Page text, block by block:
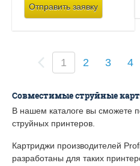
Отправить заявку
1(
c
r
e
n
)
2 3 4
Совместимые струйные
В нашем каталоге вы сможете
струйных принтеров.
Картриджи производителей
разработаны для таких